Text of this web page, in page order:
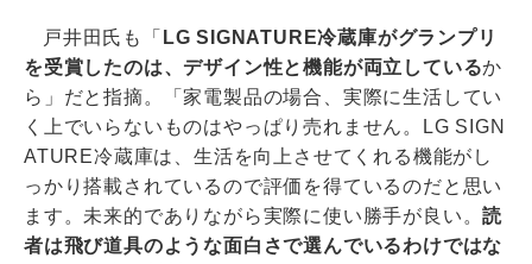
戸井田氏も「 LG SIGNATURE冷蔵庫がグランプリ
を受賞したのは、デザイン性と機能が両立しているか
ら」だと指摘。「家電製品の場合、実際に生活してい
く上でいらないものはやっぱり売れません。LG SIGN
ATURE冷蔵庫は、生活を向上させてくれる機能がし
っかり搭載されているので評価を得ているのだと思い
ます。未来的でありながら実際に使い勝手が良い。読
者は飛び道具のような面白さで選んでいるわけではな